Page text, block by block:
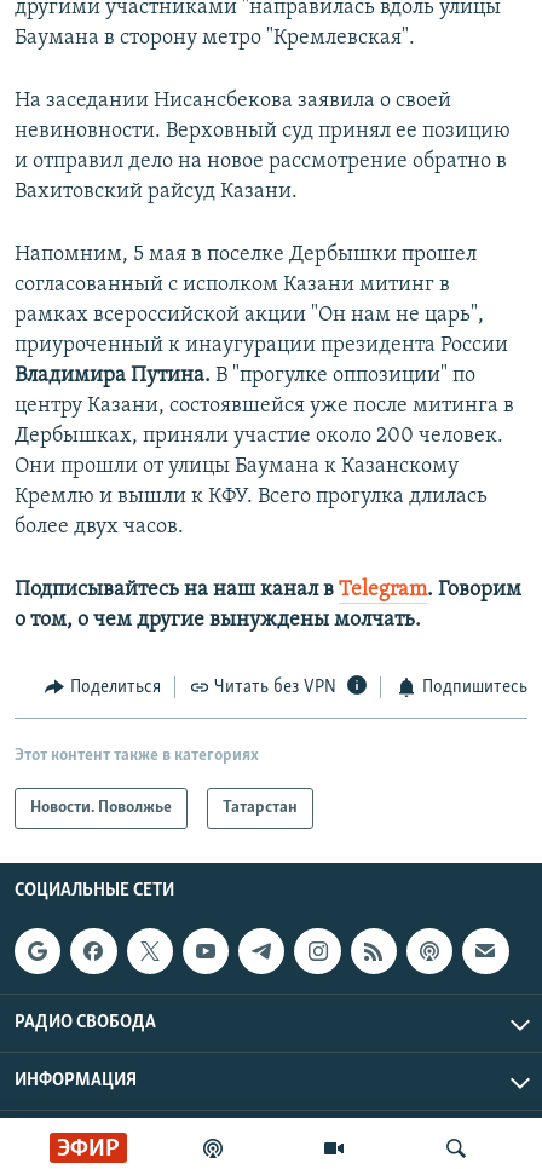
ЭФИР
другими участниками "направилась вдоль улицы
Баумана в сторону метро "Кремлевская".
На заседании Нисансбекова заявила о своей
невиновности. Верховный суд принял ее позицию
и отправил дело на новое рассмотрение обратно в
Вахитовский райсуд Казани.
Напомним, 5 мая в поселке Дербышки прошел
согласованный с исполком Казани митинг в
рамках всероссийской акции "Он нам не царь",
приуроченный к инаугурации президента России
Владимира Путина. В "прогулке оппозиции" по
центру Казани, состоявшейся уже после митинга в
Дербышках, приняли участие около 200 человек.
Они прошли от улицы Баумана к Казанскому
Кремлю и вышли к КФУ. Всего прогулка длилась
более двух часов.
Подписывайтесь на наш канал в Telegram. Говорим
о том, о чем другие вынуждены молчать.
Поделиться Читать без VPN Подпишитесь
Этот контент также в категориях
Новости. Поволжье Татарстан
СОЦИАЛЬНЫЕ СЕТИ
РАДИО СВОБОДА
ИНФОРМАЦИЯ
Радио Свобода © 2026 RFE/RL, Inc. | Все права защищены.